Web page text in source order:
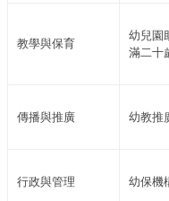
教學與保育
幼兒園
滿二十
傳播與推廣 幼教推
行政與管理 幼保機